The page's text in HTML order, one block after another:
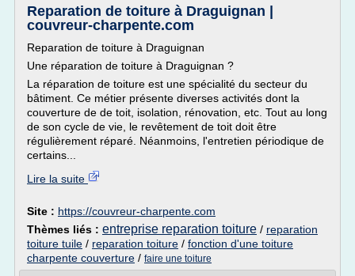
Reparation de toiture à Draguignan |
couvreur-charpente.com
Reparation de toiture à Draguignan
Une réparation de toiture à Draguignan ?
La réparation de toiture est une spécialité du secteur du
bâtiment. Ce métier présente diverses activités dont la
couverture de de toit, isolation, rénovation, etc. Tout au long
de son cycle de vie, le revêtement de toit doit être
régulièrement réparé. Néanmoins, l'entretien périodique de
certains...
Lire la suite
Site : https://couvreur-charpente.com
Thèmes liés : entreprise reparation toiture / reparation
toiture tuile / reparation toiture / fonction d'une toiture
charpente couverture / faire une toiture